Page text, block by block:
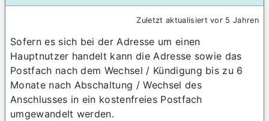
Zuletzt aktualisiert vor 5 Jahren
Sofern es sich bei der Adresse um einen
Hauptnutzer handelt kann die Adresse sowie das
Postfach nach dem Wechsel / Kündigung bis zu 6
Monate nach Abschaltung / Wechsel des
Anschlusses in ein kostenfreies Postfach
umgewandelt werden.